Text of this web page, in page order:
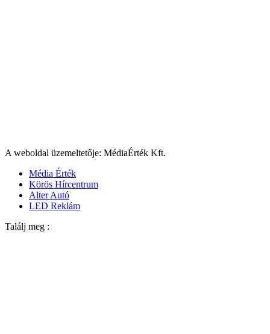
A weboldal üzemeltetője: MédiaÉrték Kft.
Média Érték
Körös Hírcentrum
Alter Autó
LED Reklám
Találj meg :